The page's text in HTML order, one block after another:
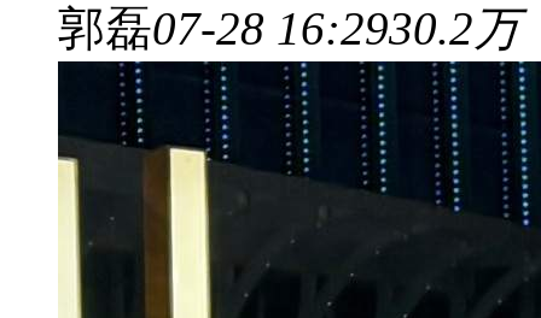
郭磊07-28 16:2930.2万